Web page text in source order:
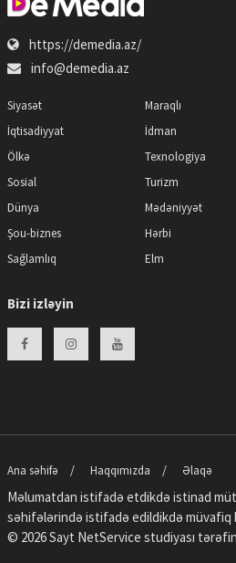
https://demedia.az/
info@demedia.az
Siyasət
İqtisadiyyat
Ölkə
Sosial
Dünya
Şou-biznes
Sağlamlıq
Maraqlı
İdman
Texnologiya
Turizm
Mədəniyyət
Hərbi
Elm
Bizi izləyin
Ana səhifə Haqqımızda Əlaqə
Məlumatdan istifadə etdikdə istinad
səhifələrində istifadə edildikdə müvafiq
© 2026 Sayt NetService studiyası